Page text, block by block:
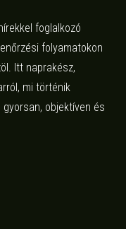
foglalkozó
folyamatokon
Itt naprakész,
mi történik
objektíven és